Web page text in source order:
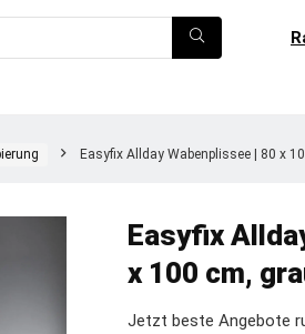
Easyfix Allday Wabenplissee | 80 x
Easyfix
x 100 cm,
Jetzt beste Angebote